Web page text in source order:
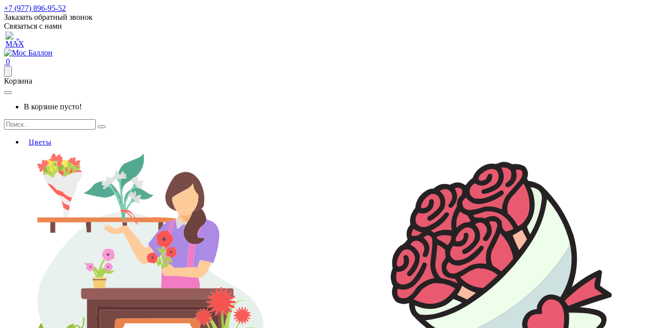
+7 (977) 896-95-52
Заказать обратный звонок
Связаться с нами
*
0
Корзина
В корзине пусто!
Цветы